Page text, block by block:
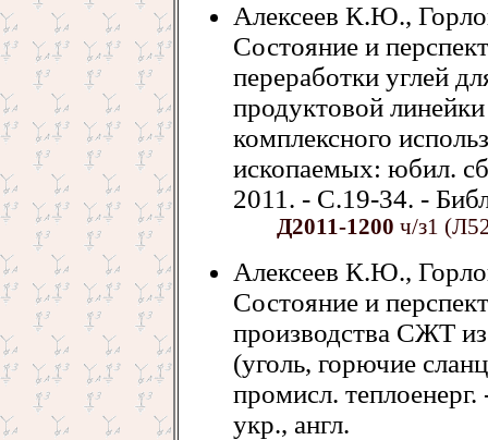
Алексеев К.Ю.,
Состояние и
переработки углей
продуктовой
комплексного
ископаемых: юбил.
2011. - С.19-34. -
Д2011-1200 ч/з1
Алексеев К.Ю.,
Состояние и
производства СЖТ
(уголь, горючие
промисл.
укр., англ.